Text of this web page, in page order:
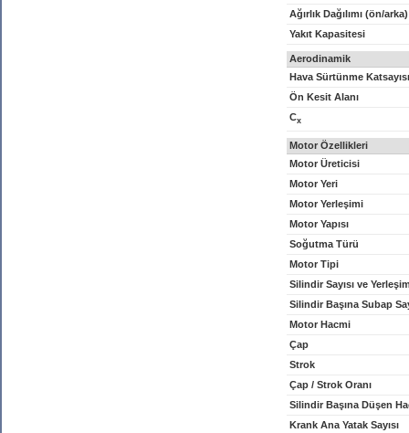
Ağırlık Dağılımı (ön/arka)
Yakıt Kapasitesi
Aerodinamik
Hava Sürtünme Katsayısı
Ön Kesit Alanı
Cx
Motor Özellikleri
Motor Üreticisi
Motor Yeri
Motor Yerleşimi
Motor Yapısı
Soğutma Türü
Motor Tipi
Silindir Sayısı ve
Silindir Başına Subap
Motor Hacmi
Çap
Strok
Çap / Strok Oranı
Silindir Başına Düşen
Krank Ana Yatak Sayısı